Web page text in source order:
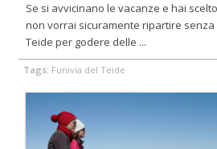
Se si avvicinano le vacanze e hai
non vorrai sicuramente ripartire
Teide per godere delle ...
Tags: Funivia del Teide